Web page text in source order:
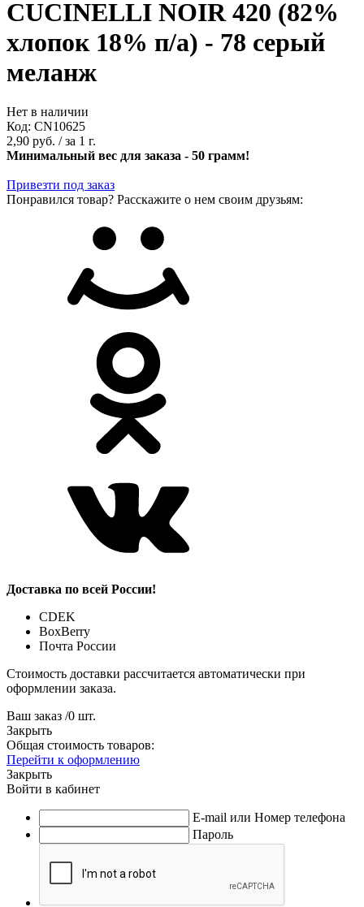
CUCINELLI NOIR 420 (82%
хлопок 18% п/а) - 78 серый
меланж
Нет в наличии
Код: CN10625
2,90 руб. / за 1 г.
Минимальный вес для заказа - 50 грамм!
Привезти под заказ
Понравился товар? Расскажите о нем своим друзьям:
Доставка по всей России!
CDEK
BoxBerry
Почта России
Стоимость доставки рассчитается автоматически при
оформлении заказа.
Ваш заказ /0 шт.
Закрыть
Общая стоимость товаров:
Перейти к оформлению
Закрыть
Войти в кабинет
E-mail или Номер телефона
Пароль